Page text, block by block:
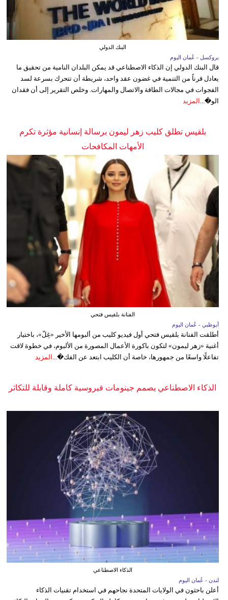
البنك الدولي
بروكسل - عُمان اليوم
قال البنك الدولي إن الذكاء الاصطناعي قد يمكن البلدان النامية من تحقيق ما
يعادل قرناً من التنمية في غضون عقد واحد، شريطة أن تتحرك بسرعة لسد
الفجوات في مجالات الطاقة والاتصال والمهارات. وخلص التقرير إلى أن فقدان
الو�...
المزيد
بلقيس تطلق كليب زهر ليمون برسالة إنسانية مؤثرة تكرم
الأمهات المكافحات
الفنانة بلقيس فتحي
أبوظبي - عُمان اليوم
أطلقت الفنانة بلقيس فتحي أول فيديو كليب من ألبومها الأخير «غِلّ»، باختيار
أغنية «زهر ليمون» لتكون باكورة الأعمال المصورة من الألبوم، في خطوة لاقت
تفاعلًا واسعًا من جمهورها، خاصة أن الكليب ابتعد عن الفك�... المزيد
الذكاء الاصطناعي يصمم جينومات فيروسية كاملة وقابلة للتكاثر
الذكاء الاصطناعي
لندن - عُمان اليوم
أعلن باحثون في الولايات المتحدة نجاحهم في استخدام تقنيات الذكاء